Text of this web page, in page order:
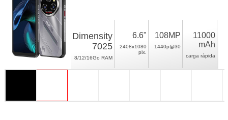
Dimensity
7025
8/12/16Go RAM
6.6"
2408x1080
pix.
108MP
1440p@30
11000
mAh
carga rápida